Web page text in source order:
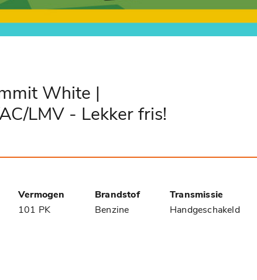
White |
LMV - Lekker fris!
Vermogen Brandstof
Transmissie
101 PK Benzine Handgeschakeld